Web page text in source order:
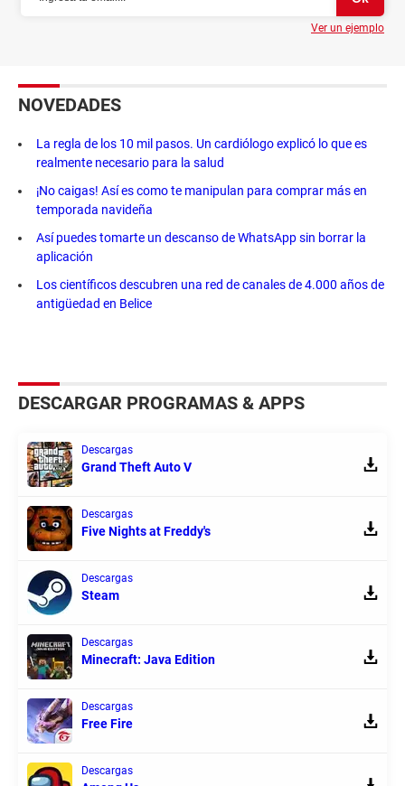
Ver un ejemplo
NOVEDADES
La regla de los 10 mil pasos. Un cardiólogo explicó lo que es
realmente necesario para la salud
¡No caigas! Así es como te manipulan para comprar más en
temporada navideña
Así puedes tomarte un descanso de WhatsApp sin borrar la
aplicación
Los científicos descubren una red de canales de 4.000 años de
antigüedad en Belice
DESCARGAR PROGRAMAS & APPS
Descargas
Grand Theft Auto V
Descargas
Five Nights at Freddy's
Descargas
Steam
Descargas
Minecraft: Java Edition
Descargas
Free Fire
Descargas